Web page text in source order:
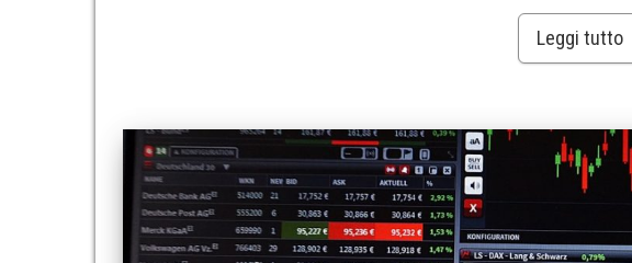
Leggi tutto